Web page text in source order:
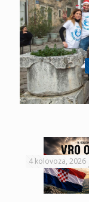
4 kolovoza, 2026